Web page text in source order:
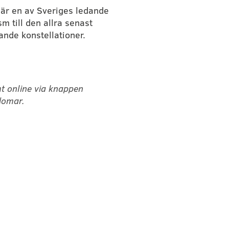
en av Sveriges ledande
till den allra senast
konstellationer.
online via knappen